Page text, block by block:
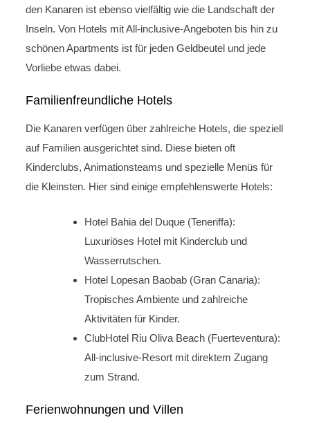
den Kanaren ist ebenso vielfältig wie die Landschaft der
Inseln. Von Hotels mit All-inclusive-Angeboten bis hin zu
schönen Apartments ist für jeden Geldbeutel und jede
Vorliebe etwas dabei.
Familienfreundliche Hotels
Die Kanaren verfügen über zahlreiche Hotels, die speziell
auf Familien ausgerichtet sind. Diese bieten oft
Kinderclubs, Animationsteams und spezielle Menüs für
die Kleinsten. Hier sind einige empfehlenswerte Hotels:
Hotel Bahia del Duque (Teneriffa):
Luxuriöses Hotel mit Kinderclub und
Wasserrutschen.
Hotel Lopesan Baobab (Gran Canaria):
Tropisches Ambiente und zahlreiche
Aktivitäten für Kinder.
ClubHotel Riu Oliva Beach (Fuerteventura):
All-inclusive-Resort mit direktem Zugang
zum Strand.
Ferienwohnungen und Villen